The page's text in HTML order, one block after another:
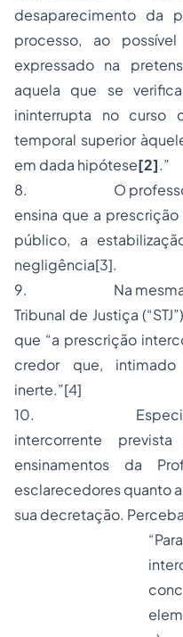
desaparecimento da
processo, ao
expressado na
aquela que se
ininterrupta no curso
temporal superior
em dada hipótese[2].”
8. O
ensina que a
público, a
negligência[3].
9. Na
Tribunal de Justiça
que “a prescrição
credor que,
inerte.”[4]
10.
intercorrente
ensinamentos da
esclarecedores quanto
sua decretação.